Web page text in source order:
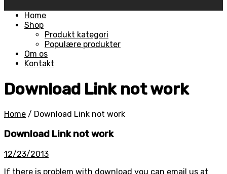
Skip
Home
Shop
Produkt kategori
Populære produkter
Om os
Kontakt
Download Link not work
Home / Download Link not work
Download Link not work
12/23/2013
If there is problem with download you can email us at